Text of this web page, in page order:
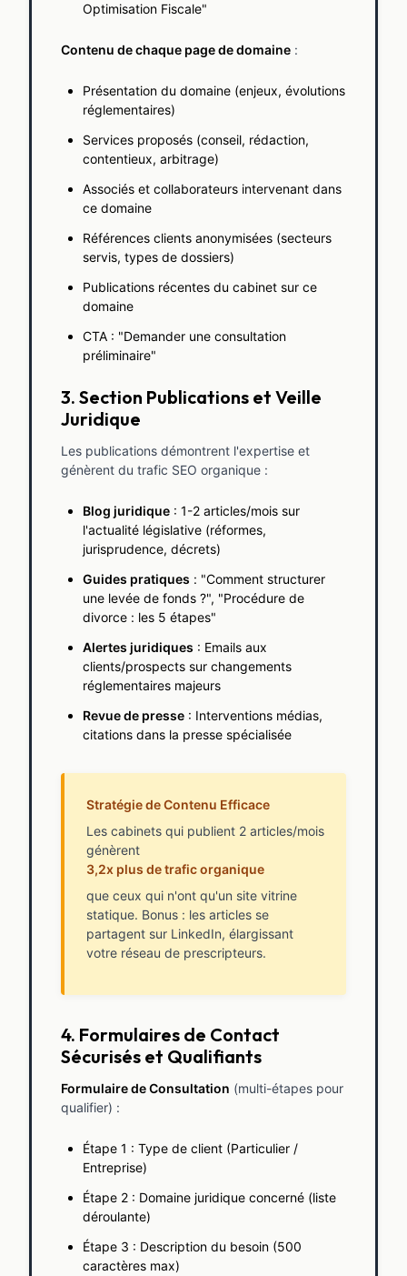
Optimisation Fiscale"
Contenu de chaque page de domaine :
Présentation du domaine (enjeux, évolutions
réglementaires)
Services proposés (conseil, rédaction,
contentieux, arbitrage)
Associés et collaborateurs intervenant dans
ce domaine
Références clients anonymisées (secteurs
servis, types de dossiers)
Publications récentes du cabinet sur ce
domaine
CTA : "Demander une consultation
préliminaire"
3. Section Publications et Veille
Juridique
Les publications démontrent l'expertise et
génèrent du trafic SEO organique :
Blog juridique : 1-2 articles/mois sur
l'actualité législative (réformes,
jurisprudence, décrets)
Guides pratiques : "Comment structurer
une levée de fonds ?", "Procédure de
divorce : les 5 étapes"
Alertes juridiques : Emails aux
clients/prospects sur changements
réglementaires majeurs
Revue de presse : Interventions médias,
citations dans la presse spécialisée
Stratégie de Contenu Efficace
Les cabinets qui publient 2 articles/mois
génèrent
3,2x plus de trafic organique
que ceux qui n'ont qu'un site vitrine
statique. Bonus : les articles se
partagent sur LinkedIn, élargissant
votre réseau de prescripteurs.
4. Formulaires de Contact
Sécurisés et Qualifiants
Formulaire de Consultation (multi-étapes pour
qualifier) :
Étape 1 : Type de client (Particulier /
Entreprise)
Étape 2 : Domaine juridique concerné (liste
déroulante)
Étape 3 : Description du besoin (500
caractères max)